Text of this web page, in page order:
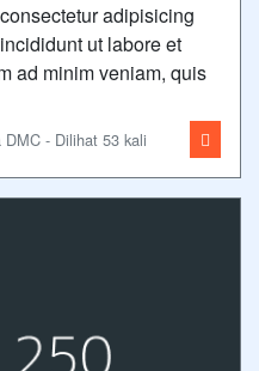
adipisicing
ut labore et
ad minim veniam, quis
- Dilihat 53 kali